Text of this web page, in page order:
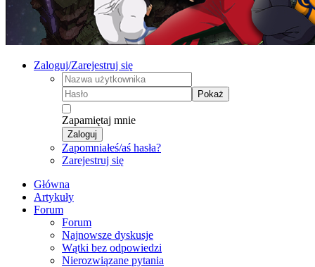
Zaloguj/Zarejestruj się
Pokaż
Zapamiętaj mnie
Zaloguj
Zapomniałeś/aś hasła?
Zarejestruj się
Główna
Artykuły
Forum
Forum
Najnowsze dyskusje
Wątki bez odpowiedzi
Nierozwiązane pytania